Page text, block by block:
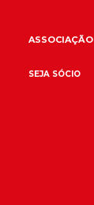
ASSOCIAÇÃO
SEJA SÓCIO